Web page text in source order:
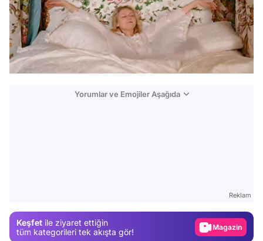
Yorumlar ve Emojiler Aşağıda
Reklam
Keşfet ile ziyaret ettiğin
tüm kategorileri tek akışta gör!
Video